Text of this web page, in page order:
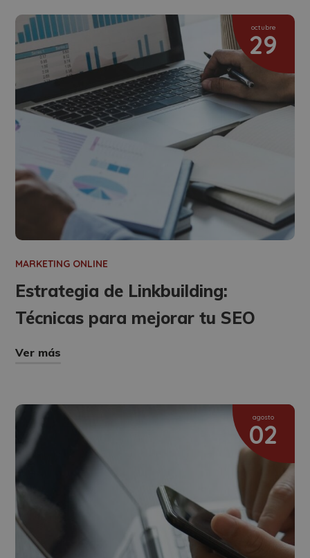
octubre
29
MARKETING ONLINE
Estrategia de Linkbuilding:
Técnicas para mejorar tu SEO
Ver más
agosto
02